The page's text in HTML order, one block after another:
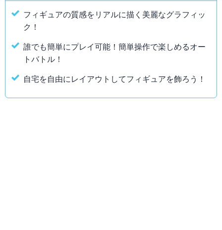
フィギュアの質感をリアルに描く美麗なグラフィッ
ク！
誰でも簡単にプレイ可能！簡単操作で楽しめるオー
トバトル！
自宅を自由にレイアウトしてフィギュアを飾ろう！